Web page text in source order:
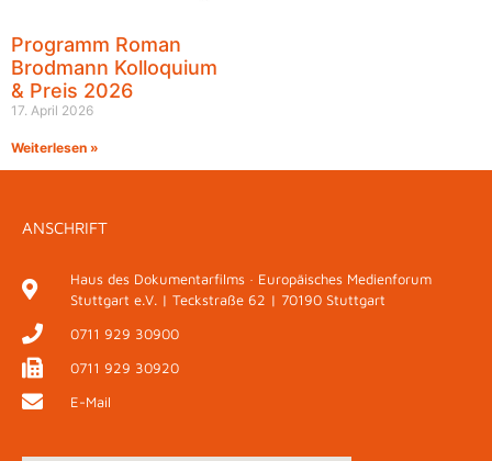
Programm Roman
Brodmann Kolloquium
& Preis 2026
17. April 2026
Weiterlesen »
ANSCHRIFT
Haus des Dokumentarfilms · Europäisches Medienforum
Stuttgart e.V. | Teckstraße 62 | 70190 Stuttgart
0711 929 30900
0711 929 30920
E-Mail